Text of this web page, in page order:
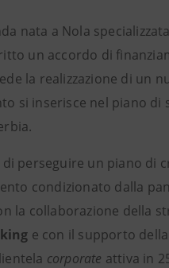
nata a Nola
un accordo di
la realizzazione di un
si inserisce nel piano di
perseguire un piano di
condizionato dalla
la collaborazione della
e con il supporto
corporate attiva in